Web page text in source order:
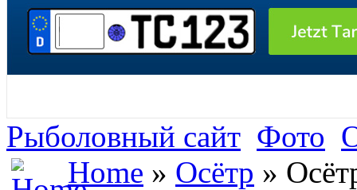
Рыболовный сайт Фото
Home » Осётр »